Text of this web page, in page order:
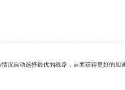
况自动选择最优的线路，从而获得更好的加速